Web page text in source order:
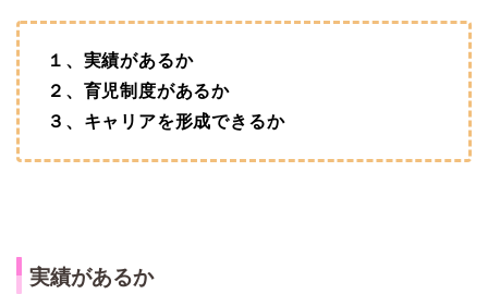
１、実績があるか
２、育児制度があるか
３、キャリアを形成できるか
実績があるか